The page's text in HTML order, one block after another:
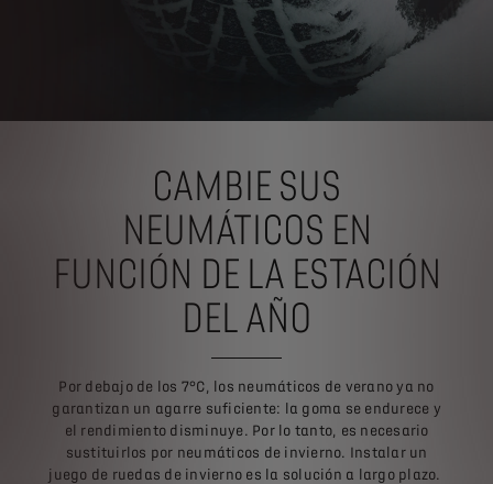
CAMBIE SUS
NEUMÁTICOS EN
FUNCIÓN DE LA ESTACIÓN
DEL AÑO
Por debajo de los 7°C, los neumáticos de verano ya no
garantizan un agarre suficiente: la goma se endurece y
el rendimiento disminuye. Por lo tanto, es necesario
sustituirlos por neumáticos de invierno. Instalar un
juego de ruedas de invierno es la solución a largo plazo.